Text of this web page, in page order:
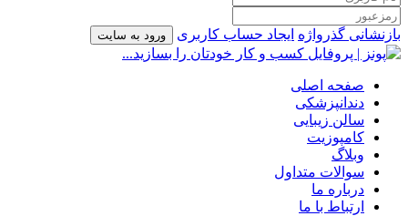
بازنشانی گذرواژه ایجاد حساب کاربری ورود به سایت
صفحه اصلی
دندانپزشکی
سالن زیبایی
کامپوزیت
وبلاگ
سوالات متداول
درباره ما
ارتباط با ما